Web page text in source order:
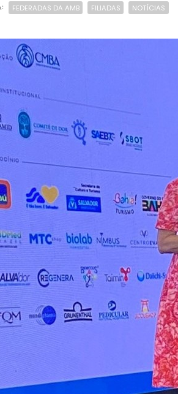
FEDERADAS DA AMB FILIADAS NOTÍCIAS